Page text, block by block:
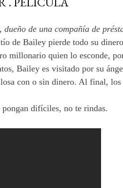
de una compañía de
de Bailey pierde todo su
millonario quien lo esconde,
Bailey es visitado por su
con o sin dinero. Al final,
pongan difíciles, no te rindas.